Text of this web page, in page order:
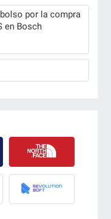
por la compra
en Bosch